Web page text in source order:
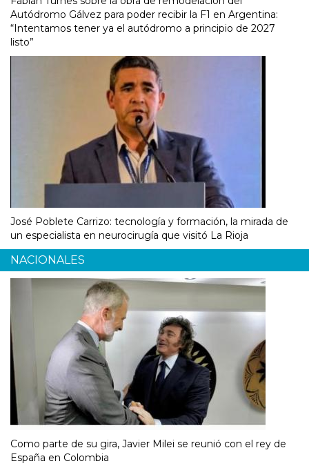
Autódromo Gálvez para poder recibir la F1 en Argentina:
“Intentamos tener ya el autódromo a principio de 2027
listo”
José Poblete Carrizo: tecnología y formación, la mirada de
un especialista en neurocirugía que visitó La Rioja
NACIONALES
Como parte de su gira, Javier Milei se reunió con el rey de
España en Colombia